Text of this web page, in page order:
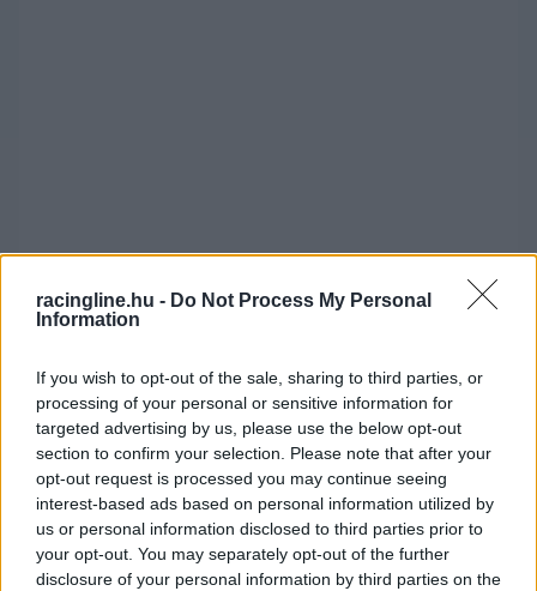
racingline.hu - Do Not Process My Personal
Information
If you wish to opt-out of the sale, sharing to third parties, or
processing of your personal or sensitive information for
targeted advertising by us, please use the below opt-out
section to confirm your selection. Please note that after your
opt-out request is processed you may continue seeing
interest-based ads based on personal information utilized by
us or personal information disclosed to third parties prior to
your opt-out. You may separately opt-out of the further
disclosure of your personal information by third parties on the
megelőzte Antonellit és végül a 7. helyen ért
célba.
A verseny után Sainz azt mondta, hogy miután a
mérnöke segített neki átlátni a versenyt, már
nem volt a csapatutasítás ellen. Érdekes, hogy